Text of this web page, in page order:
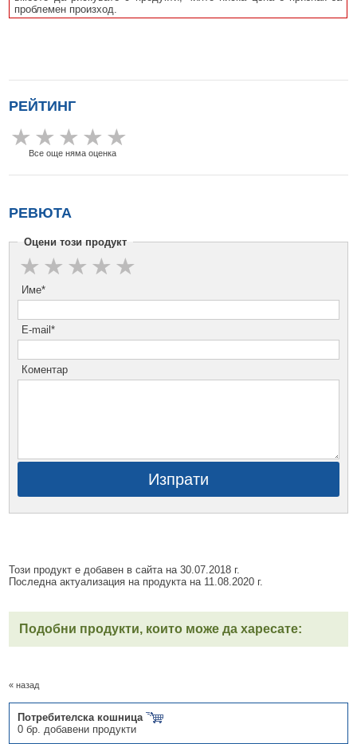
проблемен произход.
РЕЙТИНГ
Все още няма оценка
РЕВЮТА
Оцени този продукт
Име*
E-mail*
Коментар
Изпрати
Този продукт е добавен в сайта на 30.07.2018 г.
Последна актуализация на продукта на 11.08.2020 г.
Подобни продукти, които може да харесате:
« назад
Потребителска кошница
0 бр. добавени продукти